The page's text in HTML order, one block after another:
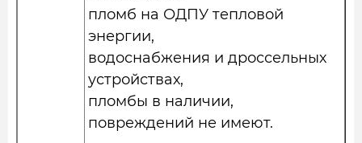
пломб на ОДПУ тепловой
энергии,
водоснабжения и дроссельных
устройствах,
пломбы в наличии,
повреждений не имеют.